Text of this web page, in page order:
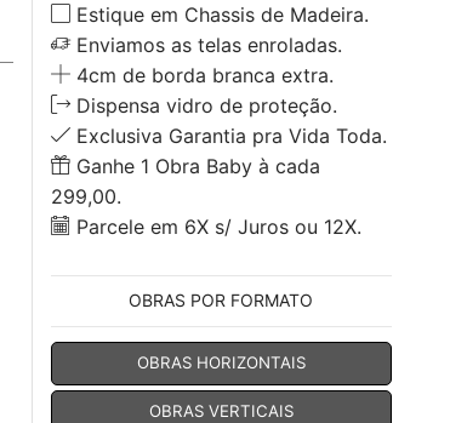
Estique em Chassis de Madeira.
Enviamos as telas enroladas.
4cm de borda branca extra.
Dispensa vidro de proteção.
Exclusiva Garantia pra Vida Toda.
Ganhe 1 Obra Baby à cada
299,00.
Parcele em 6X s/ Juros ou 12X.
OBRAS POR FORMATO
OBRAS HORIZONTAIS
OBRAS VERTICAIS